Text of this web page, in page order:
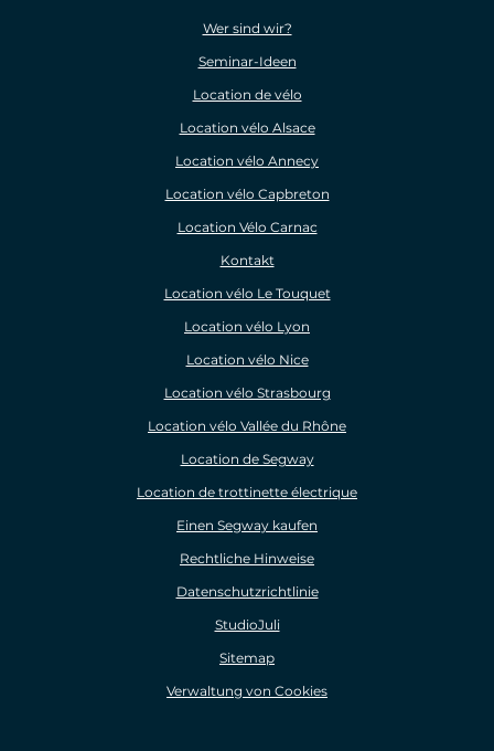
Wer sind wir?
Seminar-Ideen
Location de vélo
Location vélo Alsace
Location vélo Annecy
Location vélo Capbreton
Location Vélo Carnac
Kontakt
Location vélo Le Touquet
Location vélo Lyon
Location vélo Nice
Location vélo Strasbourg
Location vélo Vallée du Rhône
Location de Segway
Location de trottinette électrique
Einen Segway kaufen
Rechtliche Hinweise
Datenschutzrichtlinie
StudioJuli
Sitemap
Verwaltung von Cookies